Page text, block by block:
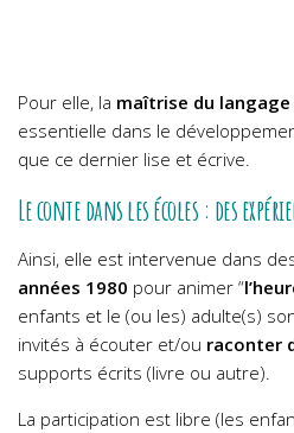
Pour elle, la maîtrise du
essentielle dans le
que ce dernier lise et écrive.
Le conte dans les écoles : des
Ainsi, elle est intervenue dans
années 1980 pour animer “
enfants et le (ou les) adulte(s)
invités à écouter et/ou raconter
supports écrits (livre ou autre).
La participation est libre (les